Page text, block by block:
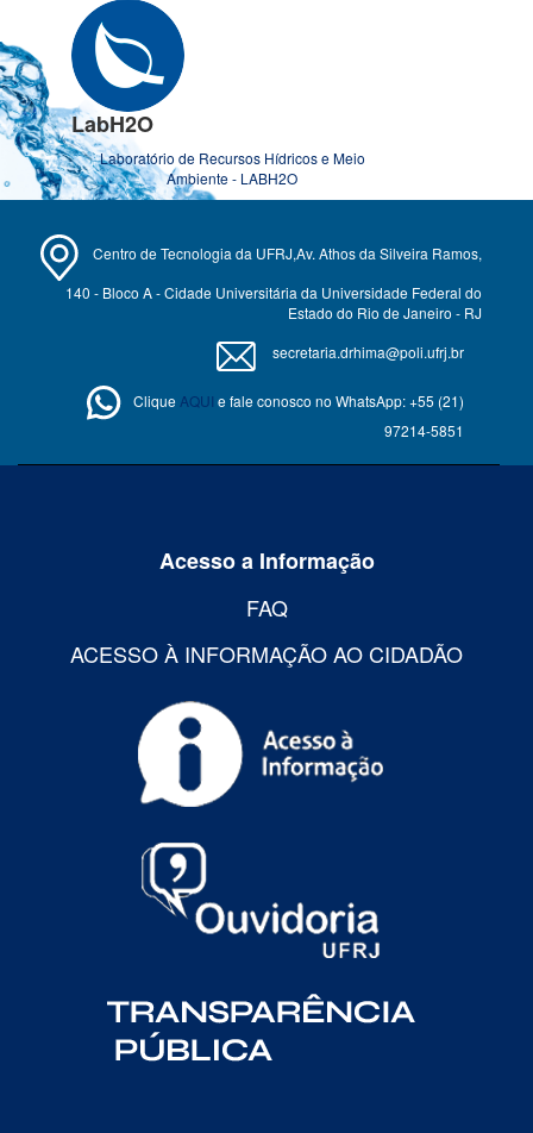
LabH2O
Laboratório de Recursos Hídricos e Meio
Ambiente - LABH2O
Centro de Tecnologia da UFRJ,Av. Athos da Silveira Ramos,
140 - Bloco A - Cidade Universitária da Universidade Federal do
Estado do Rio de Janeiro - RJ
secretaria.drhima@poli.ufrj.br
Clique AQUI e fale conosco no WhatsApp: +55 (21)
97214-5851
Acesso a Informação
FAQ
ACESSO À INFORMAÇÃO AO CIDADÃO